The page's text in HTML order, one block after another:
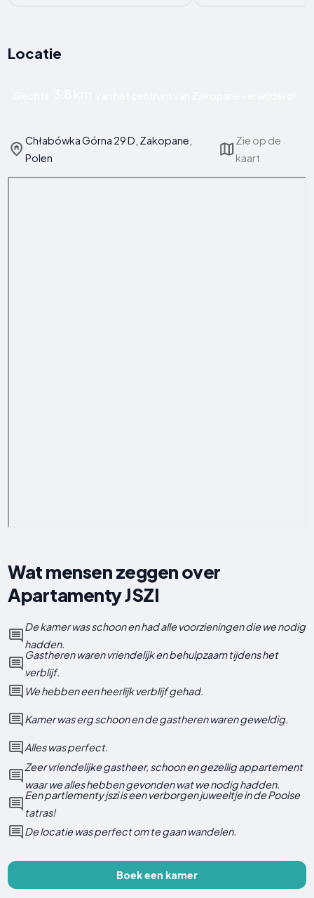
Locatie
Chłabówka Górna 29 D, Zakopane,
Polen
Zie op de
kaart
Wat mensen zeggen over
Apartamenty JSZI
De kamer was schoon en had alle voorzieningen die we nodig
hadden.
Gastheren waren vriendelijk en behulpzaam tijdens het
verblijf.
We hebben een heerlijk verblijf gehad.
Kamer was erg schoon en de gastheren waren geweldig.
Alles was perfect.
Zeer vriendelijke gastheer, schoon en gezellig appartement
waar we alles hebben gevonden wat we nodig hadden.
Een partlementy jszi is een verborgen juweeltje in de Poolse
tatras!
De locatie was perfect om te gaan wandelen.
Boek een kamer